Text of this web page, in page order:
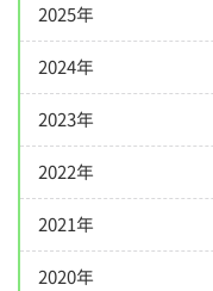
2025年
2024年
2023年
2022年
2021年
2020年